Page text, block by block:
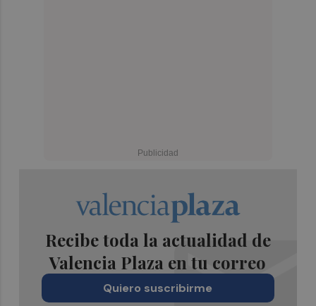
Recibe toda la actualidad de
Valencia Plaza en tu correo
Quiero suscribirme